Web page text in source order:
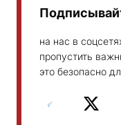
на нас в
пропустить
это безопасно